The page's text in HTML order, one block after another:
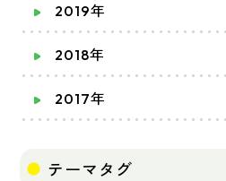
2019年
2018年
2017年
テーマタグ